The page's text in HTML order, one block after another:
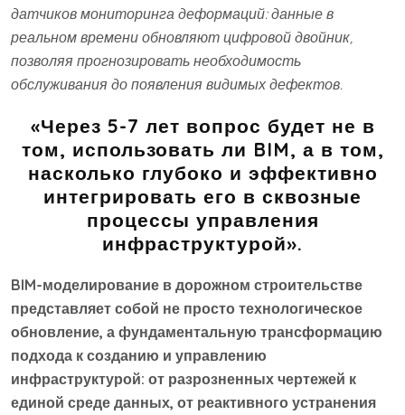
датчиков мониторинга деформаций: данные в
реальном времени обновляют цифровой двойник,
позволяя прогнозировать необходимость
обслуживания до появления видимых дефектов.
«Через 5-7 лет вопрос будет не в
том, использовать ли BIM, а в том,
насколько глубоко и эффективно
интегрировать его в сквозные
процессы управления
инфраструктурой».
BIM-моделирование в дорожном строительстве
представляет собой не просто технологическое
обновление, а фундаментальную трансформацию
подхода к созданию и управлению
инфраструктурой: от разрозненных чертежей к
единой среде данных, от реактивного устранения